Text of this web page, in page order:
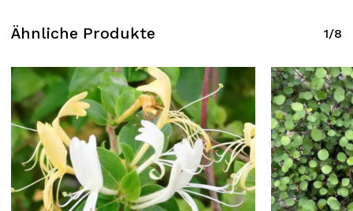
Ähnliche Produkte 1/8